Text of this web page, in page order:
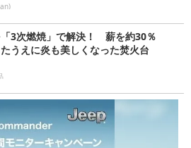
3次燃焼」で解決！ 薪を約30％
うえに炎も美しくなった焚火台